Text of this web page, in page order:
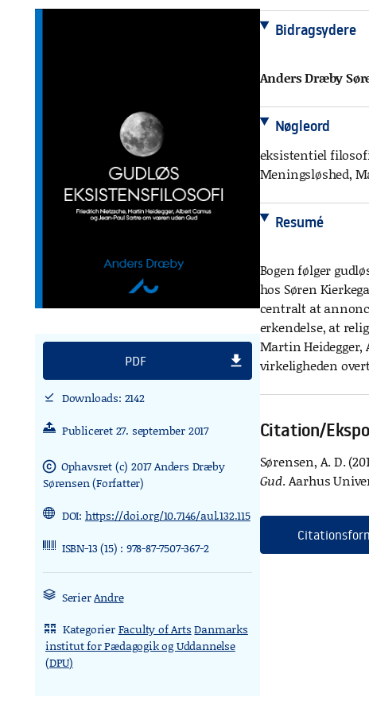
PDF file_download
download_done
Downloads: 2142
Publiceret 27. september 2017
copyright Ophavsret (c) 2017 Anders Dræby
Sørensen (Forfatter)
DOI: https://doi.org/10.7146/aul.132.115
ISBN-13 (15) : 978-87-7507-367-2
SerierAndre
rdl_stand_desk KategorierFaculty of Arts Danmarks
institut for Pædagogik og Uddannelse
(DPU)
Bidragsydere
Anders Dræby
Nøgleord
eksistentiel
Meningsløshed,
Resumé
Bogen følger
hos Søren
centralt at
erkendelse, at
Martin Heidegger,
virkeligheden
Citation/
Sørensen, A. D.
Gud. Aarhus